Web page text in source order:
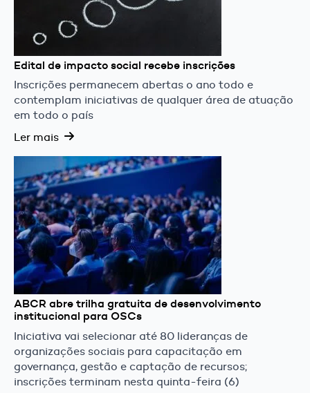
Edital de impacto social recebe inscrições
Inscrições permanecem abertas o ano todo e
contemplam iniciativas de qualquer área de atuação
em todo o país
Ler mais
ABCR abre trilha gratuita de desenvolvimento
institucional para OSCs
Iniciativa vai selecionar até 80 lideranças de
organizações sociais para capacitação em
governança, gestão e captação de recursos;
inscrições terminam nesta quinta-feira (6)